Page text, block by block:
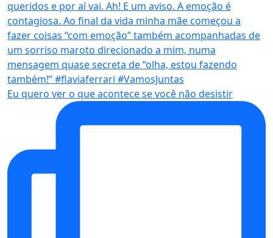
Eu quero ver o que acontece se você não desistir